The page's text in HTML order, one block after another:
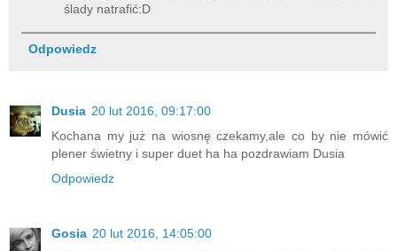
ślady natrafić:D
Odpowiedz
Dusia 20 lut 2016, 09:17:00
Kochana my już na wiosnę czekamy,ale co by nie mówić
plener świetny i super duet ha ha pozdrawiam Dusia
Odpowiedz
Gosia 20 lut 2016, 14:05:00